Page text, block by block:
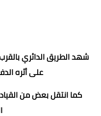
شهد الطريق الدائري
على أثره
كما انتقل بعض من